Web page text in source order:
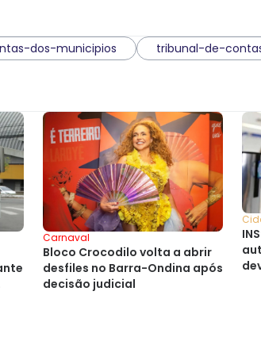
dos-municipios tribunal-de-
Carnaval
Bloco Crocodilo volta a abrir
desfiles no Barra-Ondina após
decisão judicial